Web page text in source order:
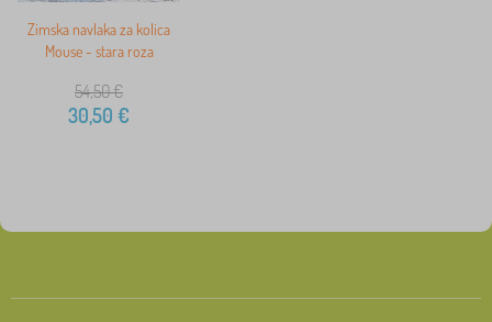
Zimska navlaka za kolica
Mouse - stara roza
54,50€
30,50 €